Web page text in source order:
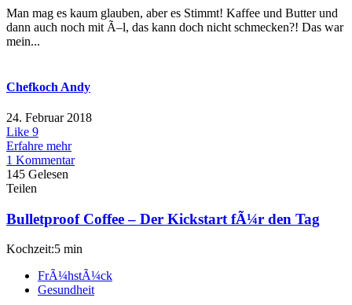
Man mag es kaum glauben, aber es Stimmt! Kaffee und Butter und
dann auch noch mit Ã–l, das kann doch nicht schmecken?! Das war
mein...
Chefkoch Andy
24. Februar 2018
Like 9
Erfahre mehr
1 Kommentar
145 Gelesen
Teilen
Bulletproof Coffee – Der Kickstart fÃ¼r den Tag
Kochzeit:5 min
FrÃ¼hstÃ¼ck
Gesundheit